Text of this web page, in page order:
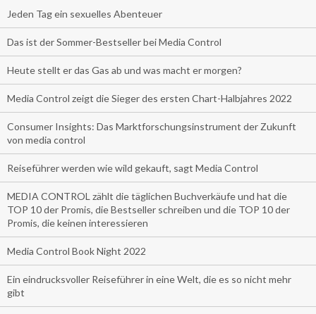
Jeden Tag ein sexuelles Abenteuer
Das ist der Sommer-Bestseller bei Media Control
Heute stellt er das Gas ab und was macht er morgen?
Media Control zeigt die Sieger des ersten Chart-Halbjahres 2022
Consumer Insights: Das Marktforschungsinstrument der Zukunft
von media control
Reiseführer werden wie wild gekauft, sagt Media Control
MEDIA CONTROL zählt die täglichen Buchverkäufe und hat die
TOP 10 der Promis, die Bestseller schreiben und die TOP 10 der
Promis, die keinen interessieren
Media Control Book Night 2022
Ein eindrucksvoller Reiseführer in eine Welt, die es so nicht mehr
gibt